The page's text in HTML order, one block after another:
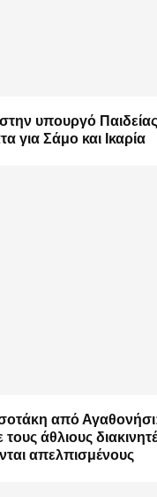
υπουργό
για Σάμο και Ικαρία
από
άθλιους
απελπισμένους